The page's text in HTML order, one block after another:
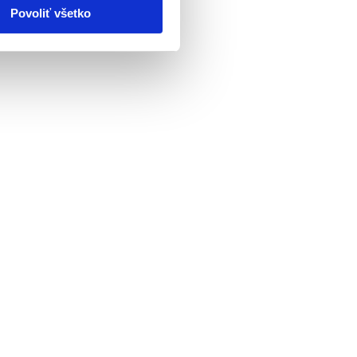
Povoliť všetko